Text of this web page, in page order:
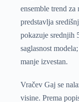
ensemble trend
predstavlja
pokazuje srednjih
saglasnost
manje izvestan.
Vračev Gaj se
visine. Prema